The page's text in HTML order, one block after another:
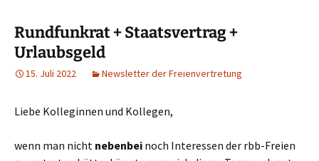
Rundfunkrat + Staatsvertrag +
Urlaubsgeld
15. Juli 2022 Newsletter der Freienvertretung
Liebe Kolleginnen und Kollegen,
wenn man nicht nebenbei noch Interessen der rbb-Freien